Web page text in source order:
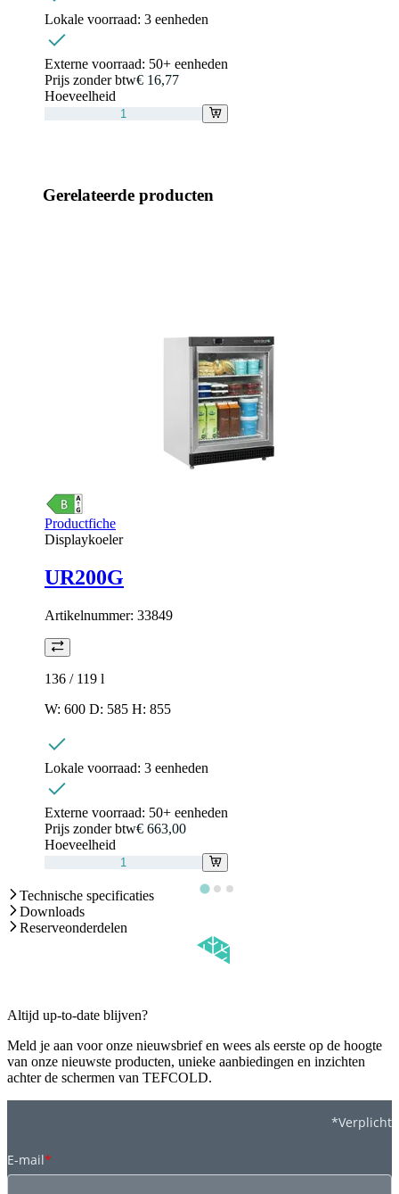
Lokale voorraad: 3 eenheden
Externe voorraad: 50+ eenheden
Prijs zonder btw€ 16,77
Hoeveelheid
Gerelateerde producten
Productfiche
Displaykoeler
UR200G
Artikelnummer: 33849
136 / 119 l
W: 600 D: 585 H: 855
Lokale voorraad: 3 eenheden
Externe voorraad: 50+ eenheden
Prijs zonder btw€ 663,00
Hoeveelheid
Technische specificaties
Downloads
Reserveonderdelen
Altijd up-to-date blijven?
Meld je aan voor onze nieuwsbrief en wees als eerste op de hoogte
van onze nieuwste producten, unieke aanbiedingen en inzichten
achter de schermen van TEFCOLD.
*Verplicht
E-mail*